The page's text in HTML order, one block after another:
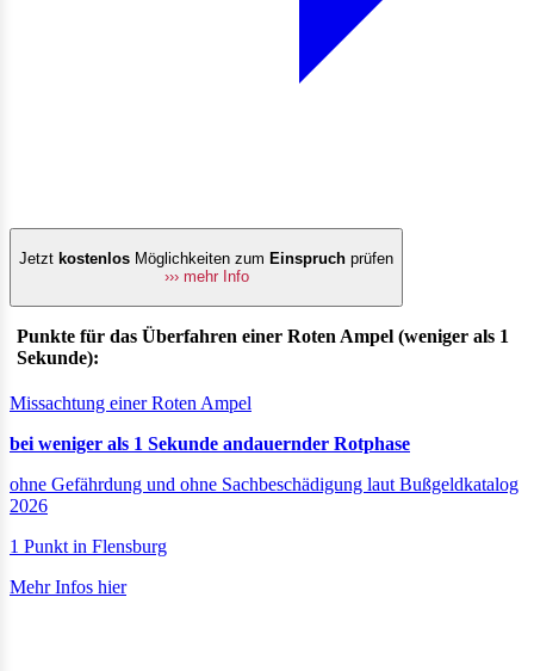
Jetzt kostenlos Möglichkeiten zum Einspruch prüfen
››› mehr Info
Punkte für das Überfahren einer Roten Ampel (weniger als 1
Sekunde):
Missachtung einer Roten Ampel
bei weniger als 1 Sekunde andauernder Rotphase
ohne Gefährdung und ohne Sachbeschädigung laut Bußgeldkatalog
2026
1 Punkt in Flensburg
Mehr Infos hier